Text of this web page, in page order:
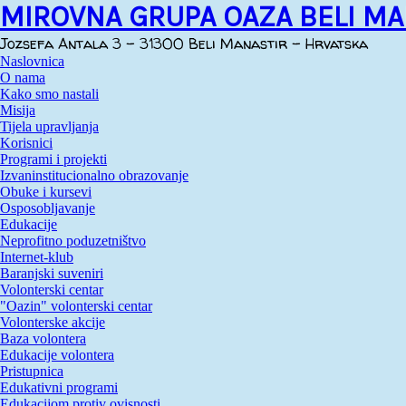
MIROVNA GRUPA OAZA BELI
Jozsefa Antala 3 - 31300 Beli Manastir - Hrvatska
Naslovnica
O nama
Kako smo nastali
Misija
Tijela upravljanja
Korisnici
Programi i projekti
Izvaninstitucionalno obrazovanje
Obuke i kursevi
Osposobljavanje
Edukacije
Neprofitno poduzetništvo
Internet-klub
Baranjski suveniri
Volonterski centar
"Oazin" volonterski centar
Volonterske akcije
Baza volontera
Edukacije volontera
Pristupnica
Edukativni programi